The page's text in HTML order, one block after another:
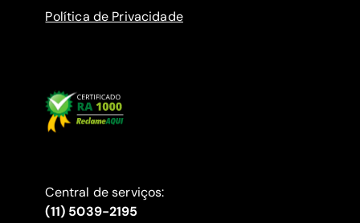
Política de Privacidade
Central de serviços:
(11) 5039-2195